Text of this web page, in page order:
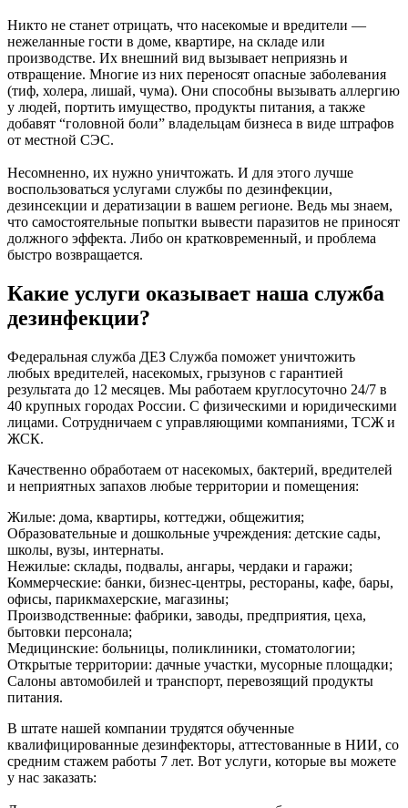
Никто не станет отрицать, что насекомые и вредители —
нежеланные гости в доме, квартире, на складе или
производстве. Их внешний вид вызывает неприязнь и
отвращение. Многие из них переносят опасные заболевания
(тиф, холера, лишай, чума). Они способны вызывать аллергию
у людей, портить имущество, продукты питания, а также
добавят “головной боли” владельцам бизнеса в виде штрафов
от местной СЭС.
Несомненно, их нужно уничтожать. И для этого лучше
воспользоваться услугами службы по дезинфекции,
дезинсекции и дератизации в вашем регионе. Ведь мы знаем,
что самостоятельные попытки вывести паразитов не приносят
должного эффекта. Либо он кратковременный, и проблема
быстро возвращается.
Какие услуги оказывает наша служба
дезинфекции?
Федеральная служба ДЕЗ Служба поможет уничтожить
любых вредителей, насекомых, грызунов с гарантией
результата до 12 месяцев. Мы работаем круглосуточно 24/7 в
40 крупных городах России. С физическими и юридическими
лицами. Сотрудничаем с управляющими компаниями, ТСЖ и
ЖСК.
Качественно обработаем от насекомых, бактерий, вредителей
и неприятных запахов любые территории и помещения:
Жилые: дома, квартиры, коттеджи, общежития;
Образовательные и дошкольные учреждения: детские сады,
школы, вузы, интернаты.
Нежилые: склады, подвалы, ангары, чердаки и гаражи;
Коммерческие: банки, бизнес-центры, рестораны, кафе, бары,
офисы, парикмахерские, магазины;
Производственные: фабрики, заводы, предприятия, цеха,
бытовки персонала;
Медицинские: больницы, поликлиники, стоматологии;
Открытые территории: дачные участки, мусорные площадки;
Салоны автомобилей и транспорт, перевозящий продукты
питания.
В штате нашей компании трудятся обученные
квалифицированные дезинфекторы, аттестованные в НИИ, со
средним стажем работы 7 лет. Вот услуги, которые вы можете
у нас заказать: